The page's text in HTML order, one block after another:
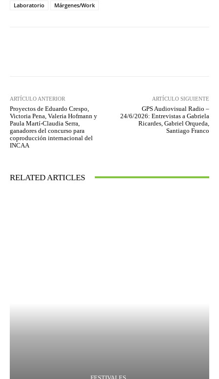
Laboratorio
Márgenes/Work
ARTÍCULO ANTERIOR
Proyectos de Eduardo Crespo,
Victoria Pena, Valeria Hofmann y
Paula Martí-Claudia Serra,
ganadores del concurso para
coproducción internacional del
INCAA
ARTÍCULO SIGUIENTE
GPS Audiovisual Radio –
24/6/2026: Entrevistas a Gabriela
Ricardes, Gabriel Orqueda,
Santiago Franco
RELATED ARTICLES